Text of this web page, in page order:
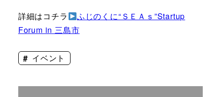
詳細はコチラ
ふじのくに“ＳＥＡｓ”Startup
Forum in 三島市
イベント